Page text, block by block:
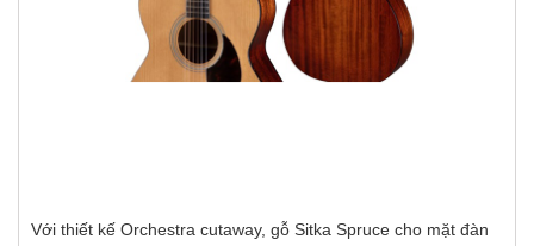
Với thiết kế Orchestra cutaway, gỗ Sitka Spruce cho mặt đàn